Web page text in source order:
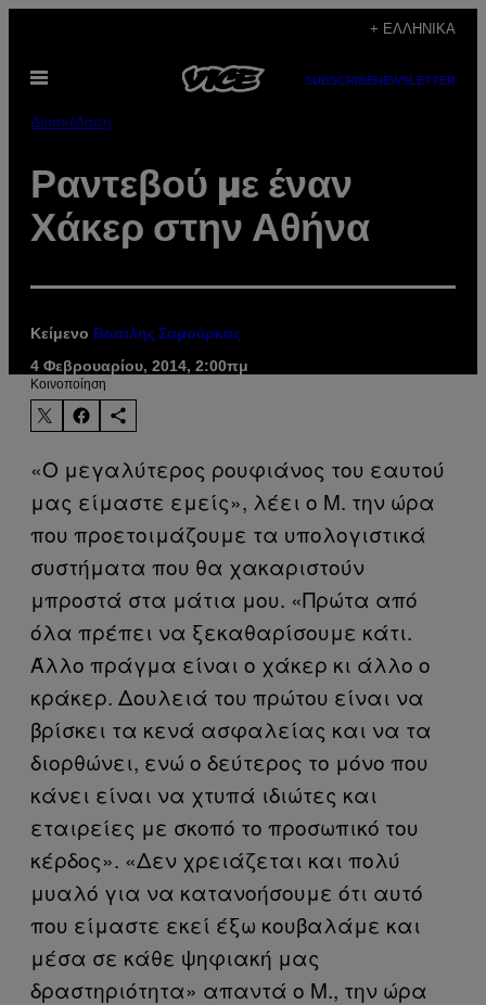
περιεχόμενο
+ ΕΛΛΗΝΙΚΆ
Ανοίξτε
SUBSCRIBENEWSLETTER
Διασκέδαση
Ραντεβού με έναν
Χάκερ στην Αθήνα
Κείμενο Βασίλης Σαμούρκας
4 Φεβρουαρίου, 2014, 2:00πμ
Kοινοποίηση
«Ο μεγαλύτερος ρουφιάνος του εαυτού
μας είμαστε εμείς», λέει ο Μ. την ώρα
που προετοιμάζουμε τα υπολογιστικά
συστήματα που θα χακαριστούν
μπροστά στα μάτια μου. «Πρώτα από
όλα πρέπει να ξεκαθαρίσουμε κάτι.
Άλλο πράγμα είναι ο χάκερ κι άλλο ο
κράκερ. Δουλειά του πρώτου είναι να
βρίσκει τα κενά ασφαλείας και να τα
διορθώνει, ενώ ο δεύτερος το μόνο που
κάνει είναι να χτυπά ιδιώτες και
εταιρείες με σκοπό το προσωπικό του
κέρδος». «Δεν χρειάζεται και πολύ
μυαλό για να κατανοήσουμε ότι αυτό
που είμαστε εκεί έξω κουβαλάμε και
μέσα σε κάθε ψηφιακή μας
δραστηριότητα» απαντά ο Μ., την ώρα